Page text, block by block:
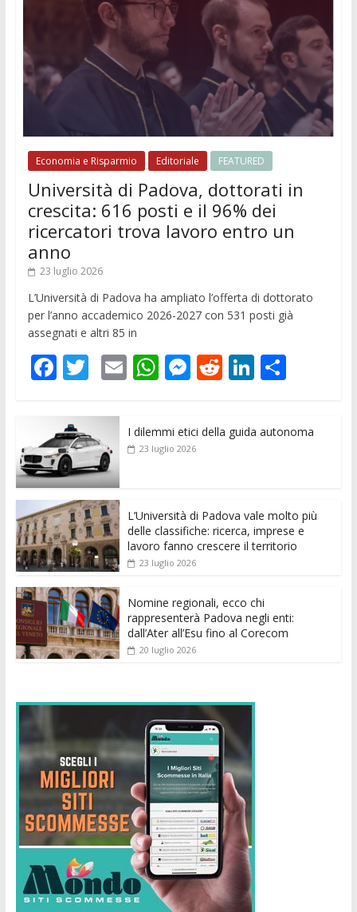
Economia e Risparmio Editoriale FEATURED
Università di Padova, dottorati in
crescita: 616 posti e il 96% dei
ricercatori trova lavoro entro un
anno
23 luglio 2026
L’Università di Padova ha ampliato l’offerta di dottorato
per l’anno accademico 2026-2027 con 531 posti già
assegnati e altri 85 in
F
e
b
o
o
k
T
itt
er
E
ai
l
W
s
p
M
ss
e
er
R
di
Li
e
C
di
I dilemmi etici della guida autonoma
23 luglio 2026
L’Università di Padova vale molto più
delle classifiche: ricerca, imprese e
lavoro fanno crescere il territorio
23 luglio 2026
Nomine regionali, ecco chi
rappresenterà Padova negli enti:
dall’Ater all’Esu fino al Corecom
20 luglio 2026